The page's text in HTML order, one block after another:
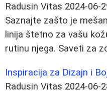
Radusin Vitas 2024-06-
Saznajte zašto je
linija štetno za vašu
rutinu njega. Saveti za
Inspiracija za Dizajn i
Radusin Vitas 2024-06-